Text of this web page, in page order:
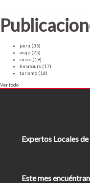
peru (35)
viaje (25)
cusco (19)
limatours (17)
turismo (16)
Ver todo
Expertos Locales de
Este mes